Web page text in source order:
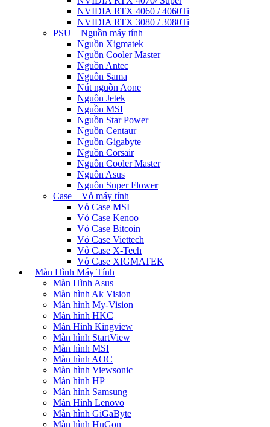
NVIDIA RTX 4060 / 4060Ti
NVIDIA RTX 3080 / 3080Ti
PSU – Nguồn máy tính
Nguồn Xigmatek
Nguồn Cooler Master
Nguồn Antec
Nguồn Sama
Nút nguồn Aone
Nguồn Jetek
Nguồn MSI
Nguồn Star Power
Nguồn Centaur
Nguồn Gigabyte
Nguồn Corsair
Nguồn Cooler Master
Nguồn Asus
Nguồn Super Flower
Case – Vỏ máy tính
Vỏ Case MSI
Vỏ Case Kenoo
Vỏ Case Bitcoin
Vỏ Case Viettech
Vỏ Case X-Tech
Vỏ Case XIGMATEK
Màn Hình Máy Tính
Màn Hình Asus
Màn hình Ak Vision
Màn hình My-Vision
Màn hình HKC
Màn Hình Kingview
Màn hình StartView
Màn hình MSI
Màn hình AOC
Màn hình Viewsonic
Màn hình HP
Màn hình Samsung
Màn Hình Lenovo
Màn hình GiGaByte
Màn hình HuGon